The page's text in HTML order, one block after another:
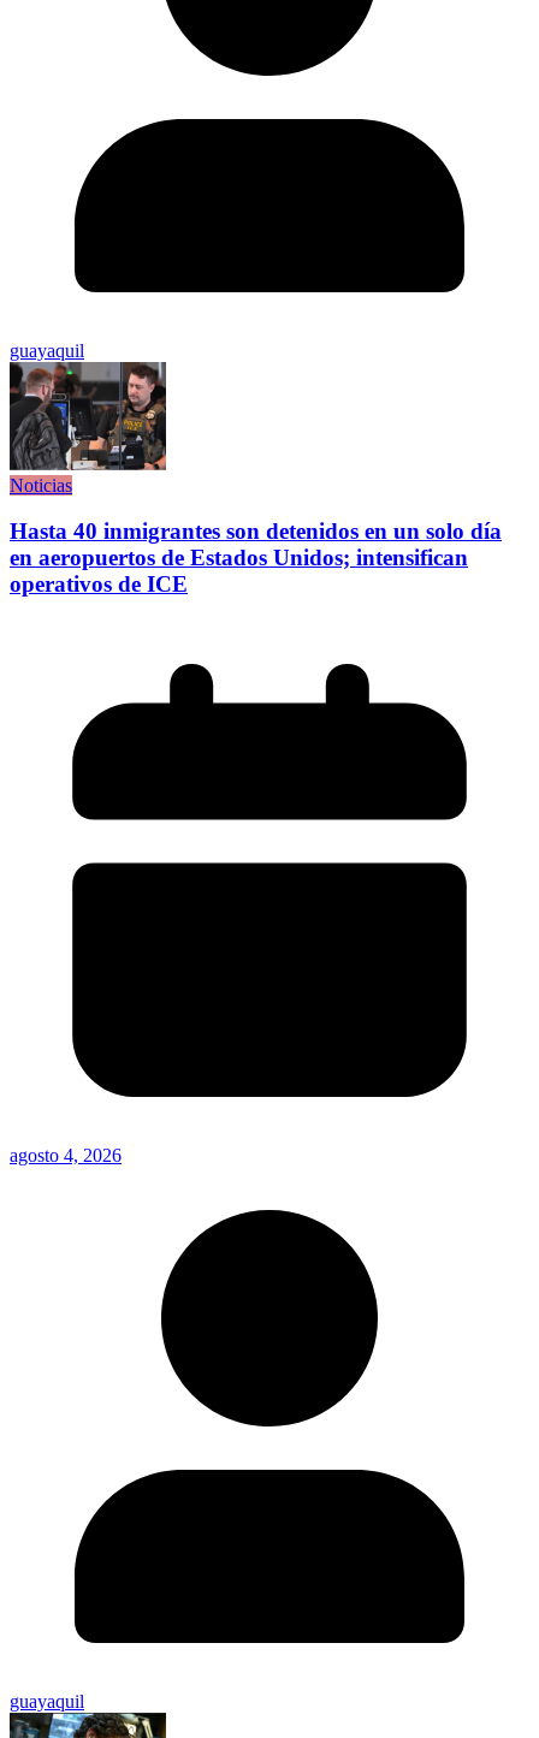
guayaquil
Noticias
Hasta 40 inmigrantes son detenidos en un solo día
en aeropuertos de Estados Unidos; intensifican
operativos de ICE
agosto 4, 2026
guayaquil